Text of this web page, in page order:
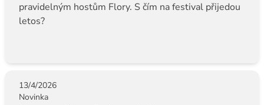
pravidelným hostům Flory. S čím na festival přijedou
letos?
13/4/2026
Novinka